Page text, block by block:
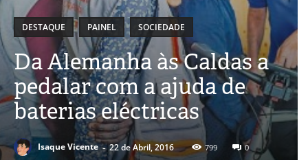
DESTAQUE PAINEL SOCIEDADE
Da Alemanha às Caldas a
pedalar com a ajuda de
baterias eléctricas
Isaque Vicente - 22 de Abril, 2016 799 0